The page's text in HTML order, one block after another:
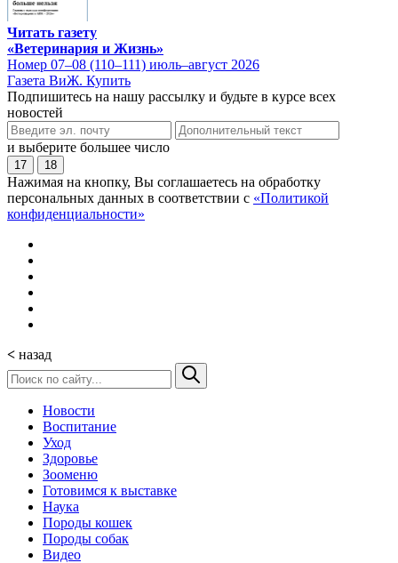
Читать газету
«Ветеринария и Жизнь»
Номер 07–08 (110–111) июль–август 2026
Газета ВиЖ. Купить
Подпишитесь на нашу рассылку и будьте в курсе всех
новостей
и выберите большее число
17 18
Нажимая на кнопку, Вы соглашаетесь на обработку
персональных данных в соответствии с «Политикой
конфиденциальности»
< назад
Новости
Воспитание
Уход
Здоровье
Зооменю
Готовимся к выставке
Наука
Породы кошек
Породы собак
Видео